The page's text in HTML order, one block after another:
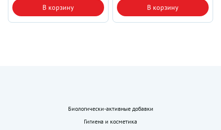
В корзину В корзину
Биологически-активные добавки
Гигиена и косметика